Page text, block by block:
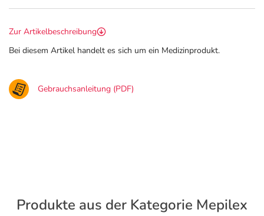
Zur Artikelbeschreibung
Bei diesem Artikel handelt es sich um ein Medizinprodukt.
Gebrauchsanleitung (PDF)
Produkte aus der Kategorie Mepilex